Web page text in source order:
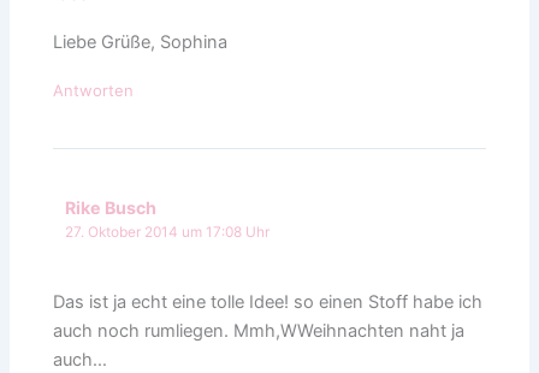
Liebe Grüße, Sophina
Antworten
Rike Busch
27. Oktober 2014 um 17:08 Uhr
Das ist ja echt eine tolle Idee! so einen Stoff habe ich
auch noch rumliegen. Mmh,WWeihnachten naht ja
auch…